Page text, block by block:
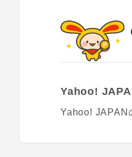
Yahoo!
Yahoo! JAPAN